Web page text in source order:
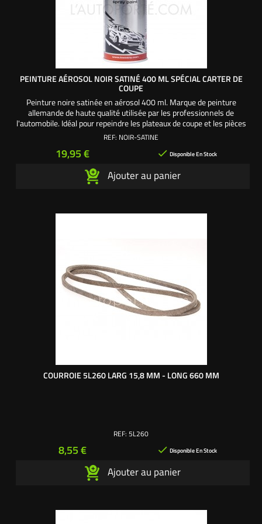
PEINTURE AÉROSOL NOIR SATINÉ 400 ML SPÉCIAL CARTER DE
COUPE
Peinture noire satinée en aérosol 400 ml. Marque de peinture
allemande de haute qualité utilisée par les professionnels de
l'automobile. Idéal pour repeindre les plateaux de coupe et les pièces
châssis. Couleur : Noir satiné (entre le mat et le brillant). Teinte la
REF: NOIR-SATINE
Prix
19,95 €  Disponible En Stock
Ajouter au panier
COURROIE 5L260 LARG 15,8 MM - LONG 660 MM
REF: 5L260
Prix
8,55 €  Disponible En Stock
Ajouter au panier